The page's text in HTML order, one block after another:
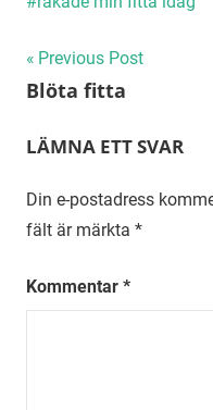
Previous Post
Blöta fitta
LÄMNA ETT SVAR
Din e-postadress
fält är märkta *
Kommentar *